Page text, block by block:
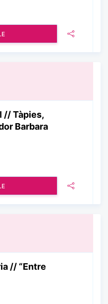
// Tàpies,
Barbara
// “Entre